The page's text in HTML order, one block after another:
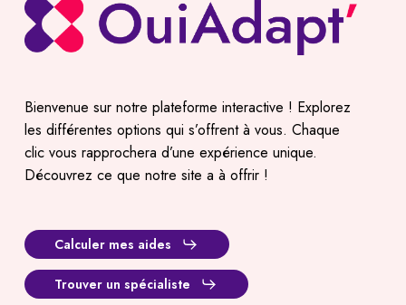
Bienvenue sur notre plateforme interactive ! Explorez
les différentes options qui s’offrent à vous. Chaque
clic vous rapprochera d’une expérience unique.
Découvrez ce que notre site a à offrir !
Calculer mes aides
Trouver un spécialiste